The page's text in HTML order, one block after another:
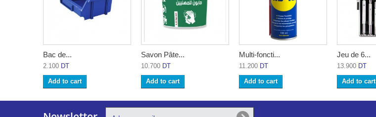
Bac de...
2.100 DT
Add to cart
Savon Pâte...
10.700 DT
Add to cart
Multi-foncti...
11.200 DT
Add to cart
Jeu de 6...
13.900 DT
Add to cart